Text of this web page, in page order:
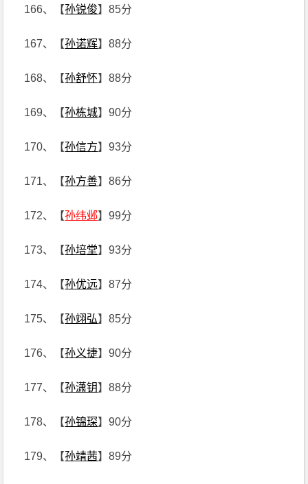
166、【孙锐俊】85分
167、【孙诺辉】88分
168、【孙舒怀】88分
169、【孙栋城】90分
170、【孙信方】93分
171、【孙方善】86分
172、【孙纬邺】99分
173、【孙培堂】93分
174、【孙优远】87分
175、【孙翊弘】85分
176、【孙义捷】90分
177、【孙潇钥】88分
178、【孙锦琛】90分
179、【孙靖茜】89分